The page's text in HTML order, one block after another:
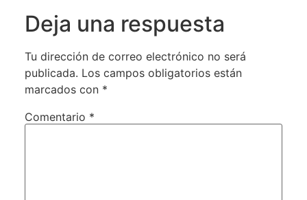
Deja una respuesta
Tu dirección de correo electrónico no será
publicada. Los campos obligatorios están
marcados con *
Comentario *